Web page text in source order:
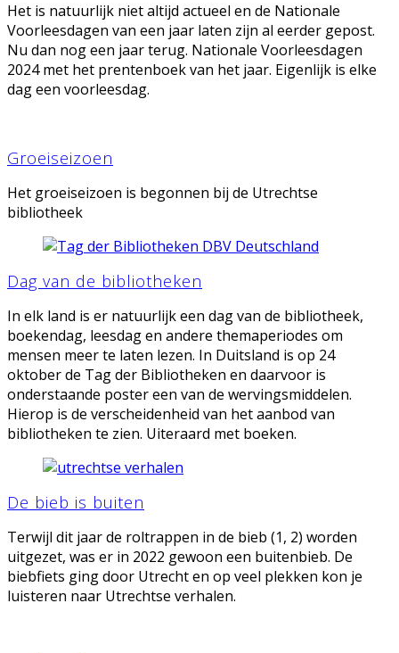
Het is natuurlijk niet altijd actueel en de Nationale
Voorleesdagen van een jaar laten zijn al eerder gepost.
Nu dan nog een jaar terug. Nationale Voorleesdagen
2024 met het prentenboek van het jaar. Eigenlijk is elke
dag een voorleesdag.
Groeiseizoen
Het groeiseizoen is begonnen bij de Utrechtse
bibliotheek
Dag van de bibliotheken
In elk land is er natuurlijk een dag van de bibliotheek,
boekendag, leesdag en andere themaperiodes om
mensen meer te laten lezen. In Duitsland is op 24
oktober de Tag der Bibliotheken en daarvoor is
onderstaande poster een van de wervingsmiddelen.
Hierop is de verscheidenheid van het aanbod van
bibliotheken te zien. Uiteraard met boeken.
De bieb is buiten
Terwijl dit jaar de roltrappen in de bieb (1, 2) worden
uitgezet, was er in 2022 gewoon een buitenbieb. De
biebfiets ging door Utrecht en op veel plekken kon je
luisteren naar Utrechtse verhalen.